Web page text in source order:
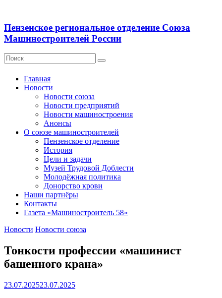
Пензенское региональное отделение Союза
Машиностроителей России
Главная
Новости
Новости союза
Новости предприятий
Новости машиностроения
Анонсы
О союзе машиностроителей
Пензенское отделение
История
Цели и задачи
Музей Трудовой Доблести
Молодёжная политика
Донорство крови
Наши партнёры
Контакты
Газета «Машиностроитель 58»
Новости Новости союза
Тонкости профессии «машинист
башенного крана»
23.07.202523.07.2025